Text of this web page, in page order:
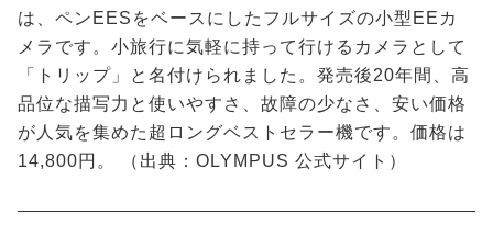
は、ペンEESをベースにしたフルサイズの小型EEカ
メラです。小旅行に気軽に持って行けるカメラとして
「トリップ」と名付けられました。発売後20年間、高
品位な描写力と使いやすさ、故障の少なさ、安い価格
が人気を集めた超ロングベストセラー機です。価格は
14,800円。 （出典： OLYMPUS 公式サイト ）